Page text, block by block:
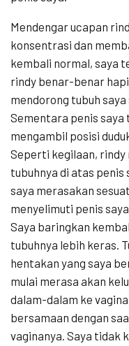
Mendengar ucapan
konsentrasi dan
kembali normal, saya
rindy benar-benar
mendorong tubuh
Sementara penis saya
mengambil posisi
Seperti kegilaan, rindy
tubuhnya di atas
saya merasakan
menyelimuti penis
Saya baringkan
tubuhnya lebih keras.
hentakan yang saya
mulai merasa akan
dalam-dalam ke vagina
bersamaan dengan
vaginanya. Saya tidak